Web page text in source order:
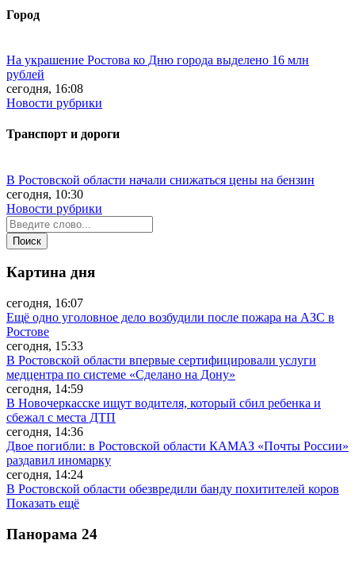
Город
На украшение Ростова ко Дню города выделено 16 млн
рублей
сегодня, 16:08
Новости рубрики
Транспорт и дороги
В Ростовской области начали снижаться цены на бензин
сегодня, 10:30
Новости рубрики
Картина дня
сегодня, 16:07
Ещё одно уголовное дело возбудили после пожара на АЗС в
Ростове
сегодня, 15:33
В Ростовской области впервые сертифицировали услуги
медцентра по системе «Сделано на Дону»
сегодня, 14:59
В Новочеркасске ищут водителя, который сбил ребенка и
сбежал с места ДТП
сегодня, 14:36
Двое погибли: в Ростовской области КАМАЗ «Почты России»
раздавил иномарку
сегодня, 14:24
В Ростовской области обезвредили банду похитителей коров
Показать ещё
Панорама 24